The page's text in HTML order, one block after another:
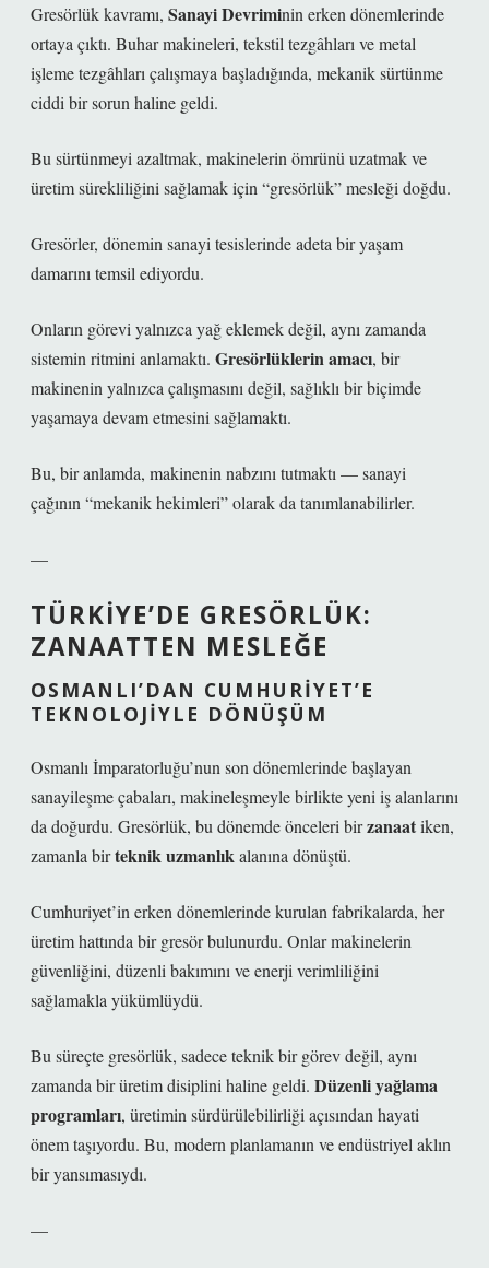
Gresörlük kavramı, Sanayi Devriminin erken dönemlerinde
ortaya çıktı. Buhar makineleri, tekstil tezgâhları ve metal
işleme tezgâhları çalışmaya başladığında, mekanik sürtünme
ciddi bir sorun haline geldi.
Bu sürtünmeyi azaltmak, makinelerin ömrünü uzatmak ve
üretim sürekliliğini sağlamak için “gresörlük” mesleği doğdu.
Gresörler, dönemin sanayi tesislerinde adeta biryaşam
damarını temsil ediyordu.
Onların görevi yalnızca yağ eklemek değil, aynı zamanda
sistemin ritmini anlamaktı. Gresörlüklerin amacı, bir
makinenin yalnızca çalışmasını değil, sağlıklı bir biçimde
yaşamaya devam etmesini sağlamaktı.
Bu, bir anlamda, makinenin nabzını tutmaktı — sanayi
çağının “mekanik hekimleri” olarak da tanımlanabilirler.
—
TÜRKIYE’DE GRESÖRLÜK:
ZANAATTEN MESLEĞE
OSMANLI’DAN CUMHURIYET’E
TEKNOLOJIYLE DÖNÜŞÜM
Osmanlı İmparatorluğu’nun son dönemlerinde başlayan
sanayileşme çabaları, makineleşmeyle birlikte yeni iş alanlarını
da doğurdu. Gresörlük, bu dönemde önceleri birzanaatiken,
zamanla birteknik uzmanlıkalanına dönüştü.
Cumhuriyet’in erken dönemlerinde kurulan fabrikalarda, her
üretim hattında bir gresör bulunurdu. Onlar makinelerin
güvenliğini, düzenli bakımını ve enerji verimliliğini
sağlamakla yükümlüydü.
Bu süreçte gresörlük, sadece teknik bir görev değil, aynı
zamanda birüretim disiplini haline geldi. Düzenli yağlama
programları, üretimin sürdürülebilirliği açısından hayati
önem taşıyordu. Bu, modern planlamanın ve endüstriyel aklın
bir yansımasıydı.
—